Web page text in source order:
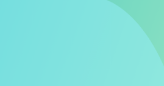
di energia che può